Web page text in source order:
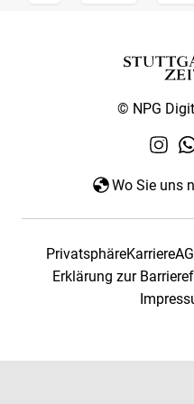
© NPG
Wo Sie uns
PrivatsphäreKarriere
Erklärung zur